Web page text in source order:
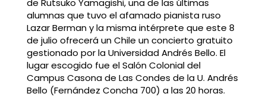
de Rutsuko Yamagishi, una de las últimas
alumnas que tuvo el afamado pianista ruso
Lazar Berman y la misma intérprete que este 8
de julio ofrecerá un Chile un concierto gratuito
gestionado por la Universidad Andrés Bello. El
lugar escogido fue el Salón Colonial del
Campus Casona de Las Condes de la U. Andrés
Bello (Fernández Concha 700) a las 20 horas.